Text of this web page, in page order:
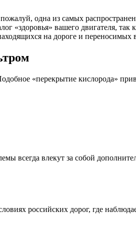
одна из самых
«здоровья» вашего двигателя, так
на дороге и переносимых
«перекрытие кислорода»
всегда влекут за собой
российских дорог, где